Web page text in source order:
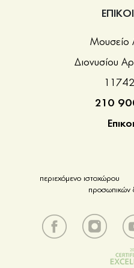
Μουσείο
Διονυσίου
210
περιεχόμενο ιστοχώρου
προσωπικών